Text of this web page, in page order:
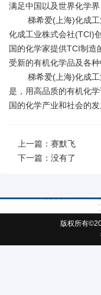
满足中国以及世界化学界
梯希爱(上海)化成工
化成工业株式会社(TCI)
国的化学家提供TCI制造
受新的有机化学品及各种
梯希爱(上海)化成工
是，用高品质的有机化
国的化学产业和社会的发
上一篇： 赛默飞
下一篇：没有了
版权所有